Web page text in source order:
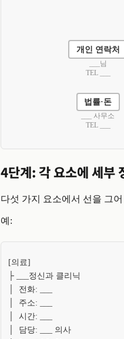
개인 연락처
___님
TEL ___
법률·돈
___ 사무소
TEL ___
4단계: 각 요소에 세부
다섯 가지 요소에서 선을 그
예:
[의료]
├ ___정신과 클리닉
│  전화: ___
│  주소: ___
│  시간: ___
│  담당: ___ 의사